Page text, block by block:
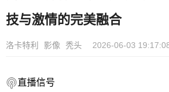
技与激情的完美融合
洛卡特利 影像 秃头 2026-06-03
直播信号